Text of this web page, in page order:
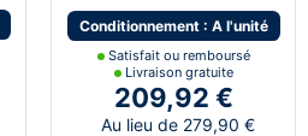
Conditionnement : A l'unité
Satisfait ou remboursé
Livraison gratuite
209,92 €
Au lieu de 279,90 €